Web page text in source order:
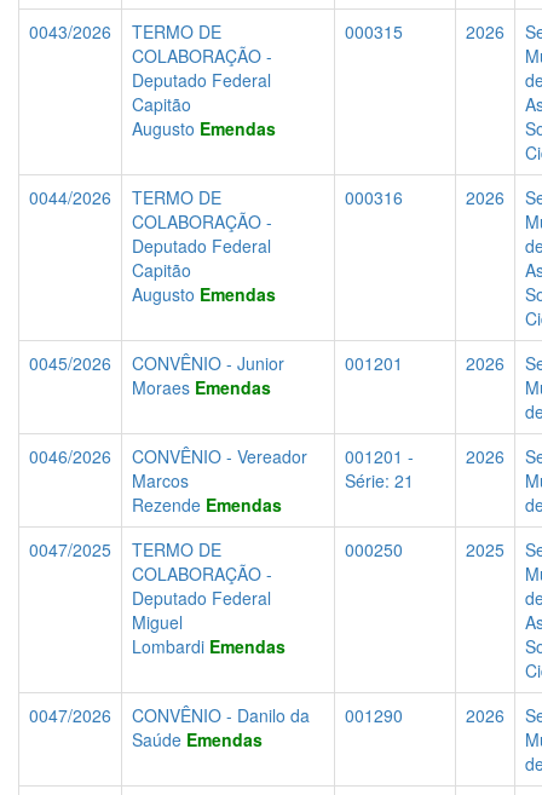
0043/2026
TERMO DE
COLABORAÇÃO -
Deputado Federal
Capitão
Augusto Emendas
000315 2026
0044/2026
TERMO DE
COLABORAÇÃO -
Deputado Federal
Capitão
Augusto Emendas
000316 2026
0045/2026
CONVÊNIO - Junior
Moraes Emendas
001201 2026
0046/2026
CONVÊNIO - Vereador
Marcos
Rezende Emendas
001201 -
Série: 21
2026
0047/2025
TERMO DE
COLABORAÇÃO -
Deputado Federal
Miguel
Lombardi Emendas
000250 2025
0047/2026
CONVÊNIO - Danilo da
Saúde Emendas
001290 2026